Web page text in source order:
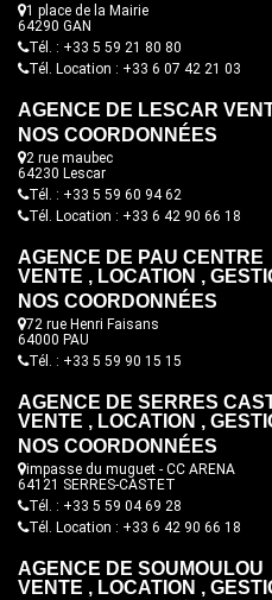
1 place de la Mairie
64290 GAN
Tél. : +33 5 59 21 80 80
Tél. Location : +33 6 07 42 21 03
AGENCE DE LESCAR
NOS COORDONNÉES
2 rue maubec
64230 Lescar
Tél. : +33 5 59 60 94 62
Tél. Location : +33 6 42 90 66 18
AGENCE DE PAU CENTRE
VENTE , LOCATION ,
NOS COORDONNÉES
72 rue Henri Faisans
64000 PAU
Tél. : +33 5 59 90 15 15
AGENCE DE SERRES
VENTE , LOCATION ,
NOS COORDONNÉES
impasse du muguet - CC ARENA
64121 SERRES-CASTET
Tél. : +33 5 59 04 69 28
Tél. Location : +33 6 42 90 66 18
AGENCE DE SOUMOULOU
VENTE , LOCATION ,